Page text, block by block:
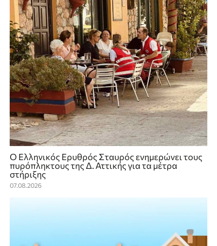
Ο Ελληνικός Ερυθρός Σταυρός ενημερώνει τους
πυρόπληκτους της Δ. Αττικής για τα μέτρα
στήριξης
07.08.2026